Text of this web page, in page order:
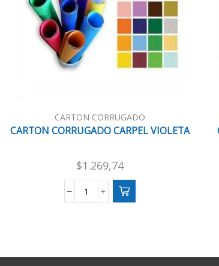
CARTON CORRUGADO
CARTON CORRUGADO CARPEL VIOLETA
$1.269,74
CARTON